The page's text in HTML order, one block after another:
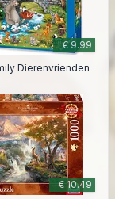
€ 9.99
Dierenvrienden
€ 10.49